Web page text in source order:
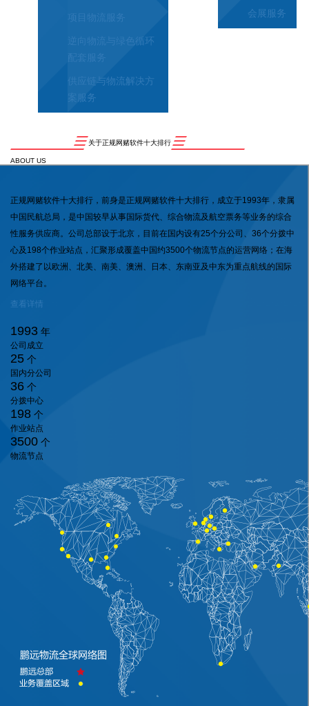
项目物流服务
逆向物流与绿色循环
配套服务
供应链与物流解决方
案服务
会展服务
关于正规网赌软件十大排行
ABOUT US
正规网赌软件十大排行，前身是正规网赌软件十大排行，成立于1993年，隶属
中国民航总局，是中国较早从事国际货代、综合物流及航空票务等业务的综合
性服务供应商。公司总部设于北京，目前在国内设有25个分公司、36个分拨中
心及198个作业站点，汇聚形成覆盖中国约3500个物流节点的运营网络；在海
外搭建了以欧洲、北美、南美、澳洲、日本、东南亚及中东为重点航线的国际
网络平台。
查看详情
1993 年
公司成立
25 个
国内分公司
36 个
分拨中心
198 个
作业站点
3500 个
物流节点